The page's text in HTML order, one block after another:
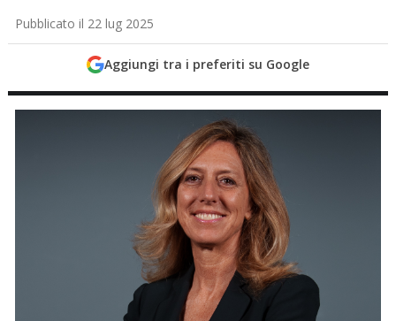
Pubblicato il 22 lug 2025
Aggiungi tra i preferiti su Google